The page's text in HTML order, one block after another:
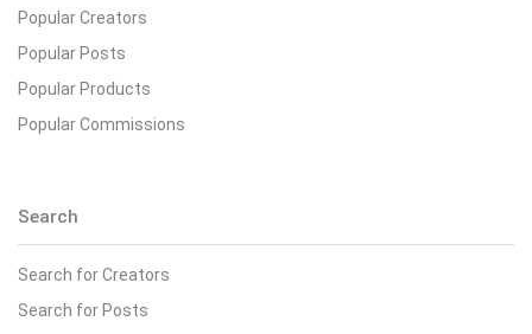
Popular Creators
Popular Posts
Popular Products
Popular Commissions
Search
Search for Creators
Search for Posts